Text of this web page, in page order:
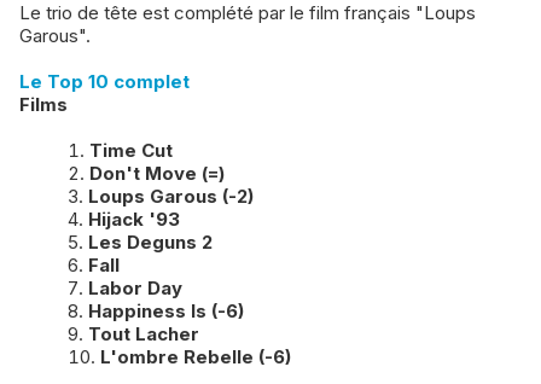
Le trio de tête est complété par le film français "Loups
Garous".
Le Top 10 complet
Films
Time Cut
Don't Move (=)
Loups Garous (-2)
Hijack '93
Les Deguns 2
Fall
Labor Day
Happiness Is (-6)
Tout Lacher
L'ombre Rebelle (-6)